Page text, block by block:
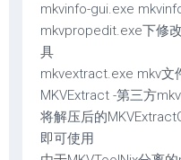
mkvinfo-gui.exe
mkvpropedit.exe下修
具
mkvextract.exe mkv文
MKVExtract -第三方
将解压后的
即可使用